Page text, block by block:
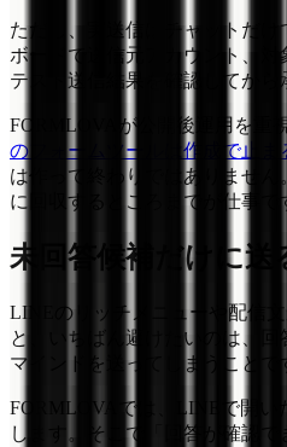
ただし、実送信はチャットだけ
ボードで送信元アカウント、対
テスト送信結果を確認してから
FORMLOVAが公開後運用を重
のフォームツールは作成で止ま
は作って終わりではありませ
に回収するところまでが仕事で
未回答候補だけに送
LINEのリッチメニューや配信
と、いちばん避けたいのは、
マインドを送ってしまうことで
FORMLOVAでは、LINEで開い
します。そこで「回答が確認